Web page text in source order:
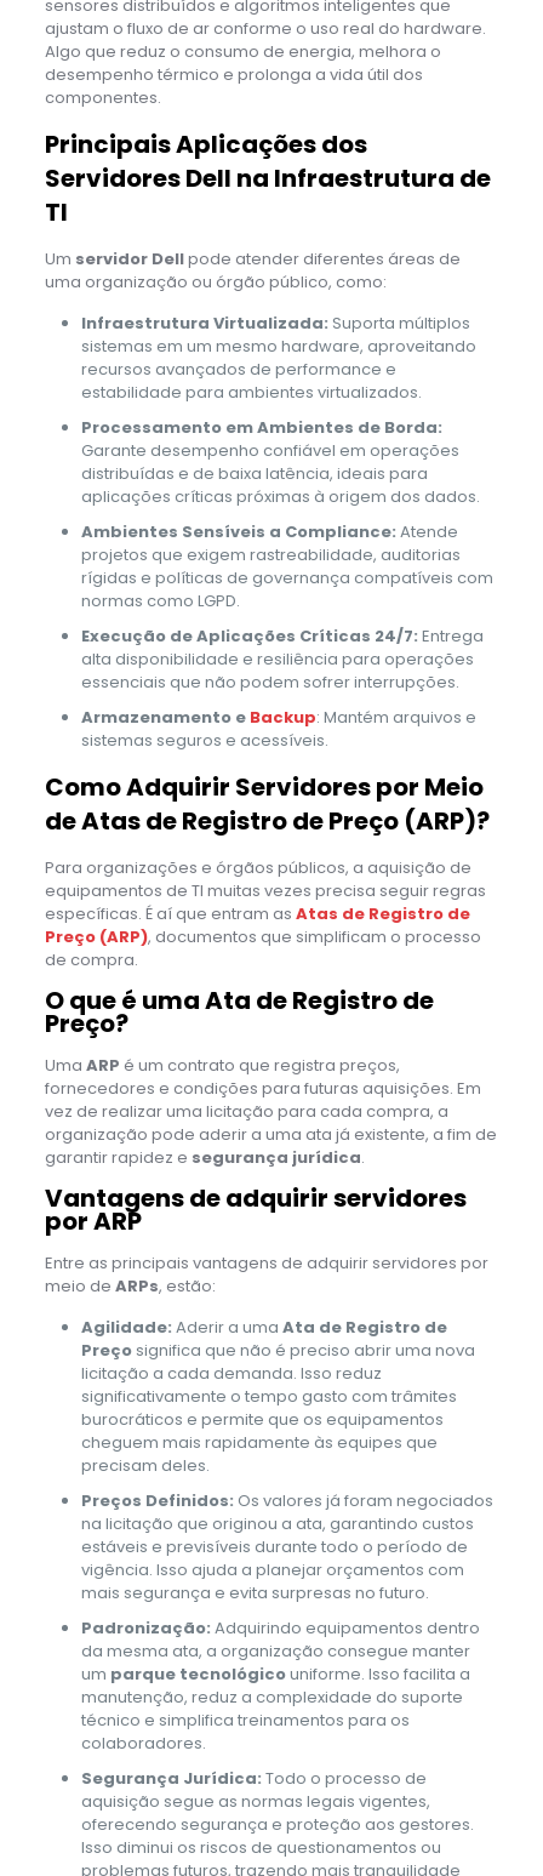
sensores distribuídos e algoritmos inteligentes que
ajustam o fluxo de ar conforme o uso real do hardware.
Algo que reduz o consumo de energia, melhora o
desempenho térmico e prolonga a vida útil dos
componentes.
Principais Aplicações dos
Servidores Dell na Infraestrutura de
TI
Um servidor Dellpode atender diferentes áreas de
uma organização ou órgão público, como:
Infraestrutura Virtualizada: Suporta múltiplos
sistemas em um mesmo hardware, aproveitando
recursos avançados de performance e
estabilidade para ambientes virtualizados.
Processamento em Ambientes de Borda:
Garante desempenho confiável em operações
distribuídas e de baixa latência, ideais para
aplicações críticas próximas à origem dos dados.
Ambientes Sensíveis a Compliance: Atende
projetos que exigem rastreabilidade, auditorias
rígidas e políticas de governança compatíveis com
normas como LGPD.
Execução de Aplicações Críticas 24/7: Entrega
alta disponibilidade e resiliência para operações
essenciais que não podem sofrer interrupções.
Armazenamento e Backup: Mantém arquivos e
sistemas seguros e acessíveis.
Como Adquirir Servidores por Meio
de Atas de Registro de Preço (ARP)?
Para organizações e órgãos públicos, a aquisição de
equipamentos de TI muitas vezes precisa seguir regras
específicas. É aí que entram as Atas de Registro de
Preço (ARP), documentos que simplificam o processo
de compra.
O que é uma Ata de Registro de
Preço?
Uma ARP é um contrato que registra preços,
fornecedores e condições para futuras aquisições. Em
vez de realizar uma licitação para cada compra, a
organização pode aderir a uma ata já existente, a fim de
garantir rapidez e segurança jurídica.
Vantagens de adquirir servidores
por ARP
Entre as principais vantagens de adquirir servidores por
meio de ARPs, estão:
Agilidade: Aderir a uma Ata de Registro de
Preçosignifica que não é preciso abrir uma nova
licitação a cada demanda. Isso reduz
significativamente o tempo gasto com trâmites
burocráticos e permite que os equipamentos
cheguem mais rapidamente às equipes que
precisam deles.
Preços Definidos: Os valores já foram negociados
na licitação que originou a ata, garantindo custos
estáveis e previsíveis durante todo o período de
vigência. Isso ajuda a planejar orçamentos com
mais segurança e evita surpresas no futuro.
Padronização: Adquirindo equipamentos dentro
da mesma ata, a organização consegue manter
um parque tecnológicouniforme. Isso facilita a
manutenção, reduz a complexidade do suporte
técnico e simplifica treinamentos para os
colaboradores.
Segurança Jurídica: Todo o processo de
aquisição segue as normas legais vigentes,
oferecendo segurança e proteção aos gestores.
Isso diminui os riscos de questionamentos ou
problemas futuros, trazendo mais tranquilidade